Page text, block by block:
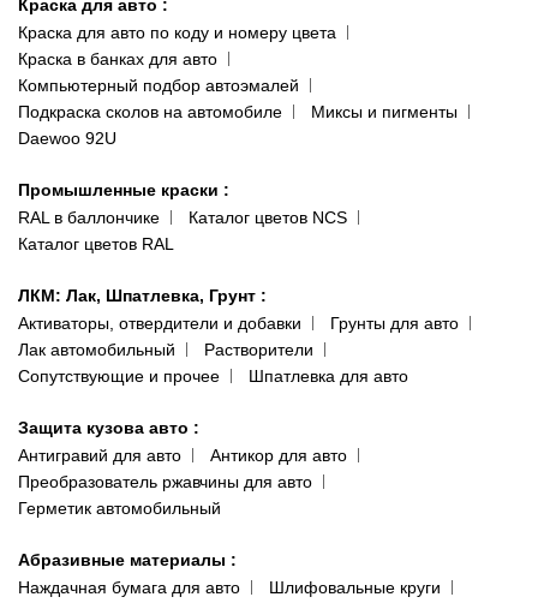
093 611-39-23
(ориентир: Интайм №40)
Одесса
пр-т Акад. Глушко, 29
066 554-97-70
Доставка и оплата
Сотрудничество
Наши публикации
Публичная оферта
Политика конфиденциальности
Краска для авто :
Краска для авто по коду и номеру цвета
Краска в банках для авто
Компьютерный подбор автоэмалей
Подкраска сколов на автомобиле
Миксы и пигменты
Daewoo 92U
Промышленные краски :
RAL в баллончике
Каталог цветов NCS
Каталог цветов RAL
ЛКМ: Лак, Шпатлевка, Грунт :
Активаторы, отвердители и добавки
Грунты для авто
Лак автомобильный
Растворители
Сопутствующие и прочее
Шпатлевка для авто
Защита кузова авто :
Антигравий для авто
Антикор для авто
Преобразователь ржавчины для авто
Герметик автомобильный
Абразивные материалы :
Наждачная бумага для авто
Шлифовальные круги